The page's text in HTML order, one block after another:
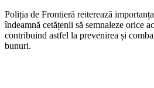
Poliția de Frontieră reiterează
îndeamnă cetățenii să semnaleze orice
contribuind astfel la prevenirea și
bunuri.